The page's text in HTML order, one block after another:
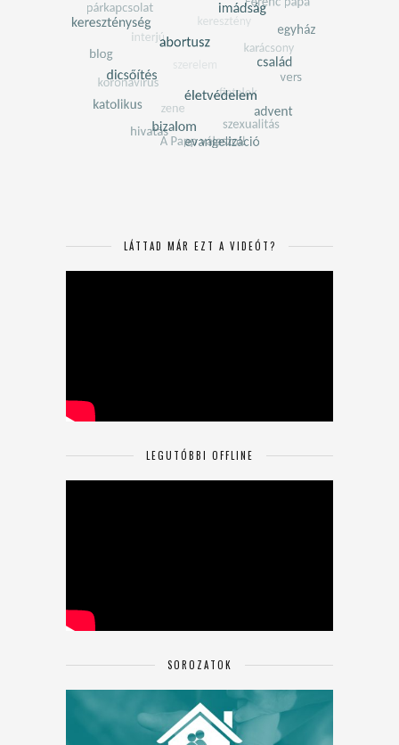
LÁTTAD MÁR EZT A VIDEÓT?
LEGUTÓBBI OFFLINE
SOROZATOK